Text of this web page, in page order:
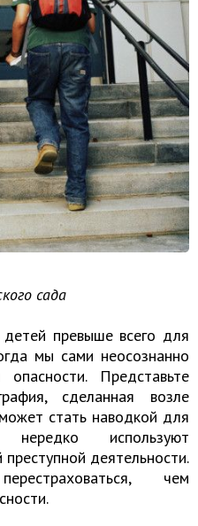
сада
детей превыше всего для
мы сами неосознанно
Представьте
сделанная возле
стать наводкой для
нередко используют
деятельности.
чем